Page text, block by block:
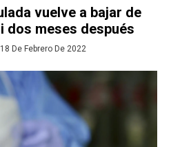
vuelve a bajar de
dos meses después
18 De Febrero De 2022